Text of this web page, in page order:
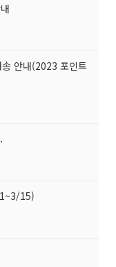
안내(2023 포인트
15)